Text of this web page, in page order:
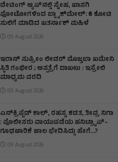
ಡೇಟಿಂಗ್ ಆ್ಯಪ್‌ನಲ್ಲಿ ಸ್ನೇಹ, ಖಾಸಗಿ
ಫೋಟೋಗಳಿಂದ ಬ್ಲ್ಯಾಕ್‌ಮೇಲ್: ₹6 ಕೋಟಿ
ಸುಲಿಗೆ ಮಾಡಿದ ಖತರ್ನಾಕ್‌ ಮಹಿಳೆ
09 August 2026
ಇರಾನ್‌ ಸುಪ್ರೀಂ ಲೀಡರ್‌ ಮೊಜ್ತಬಾ ಖಮೇನಿ
ಸ್ಥಿತಿ ಗಂಭೀರ ; ಆಸ್ಪತ್ರೆಗೆ ದಾಖಲು : ಇಸ್ರೇಲಿ
ಮಾಧ್ಯಮ ವರದಿ
09 August 2026
ಎನ್‌ಕ್ರಿಪ್ಟೆಡ್‌ ಕಾಲ್‌, ರಹಸ್ಯ ಕಡತ, ತೀವ್ರ ನಿಗಾ
: ಪೊಲೀಸರು ವಾಯುಪಡೆಯ ಹನಿಟ್ರ್ಯಾಪ್–
ಗೂಢಚಾರಿಕೆ ಜಾಲ ಭೇದಿಸಿದ್ದು ಹೇಗೆ…?
09 August 2026